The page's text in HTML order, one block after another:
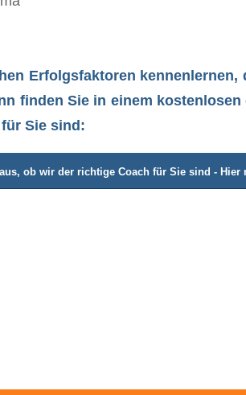
Erfolgsfaktoren kennenlernen,
finden Sie in einem
Sie sind:
ob wir der richtige Coach für Sie sind - Hier